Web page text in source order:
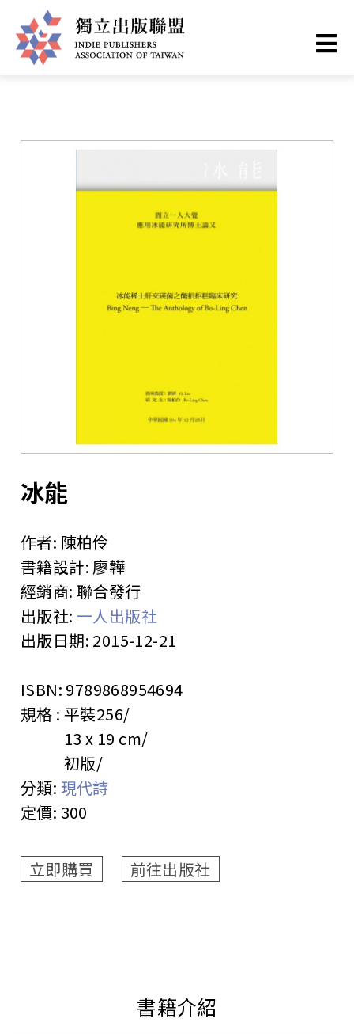
至
主
立
您
裡
首頁 ❯ 書籍一覽
冰能
作者: 陳柏伶
書籍設計: 廖韡
經銷商: 聯合發行
出版社: 一人出版社
出版日期: 2015-12-21
ISBN: 9789868954694
規格 : 平裝256
13 x 19 cm
初版
分類: 現代詩
定價: 300
立即購買 前往出版社